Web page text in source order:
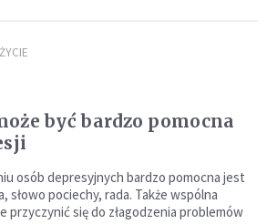
być bardzo pomocna
osób depresyjnych bardzo pomocna jest
słowo pociechy, rada. Także wspólna
przyczynić się do złagodzenia problemów